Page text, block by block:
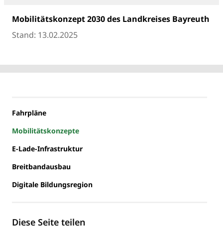
Mobilitätskonzept 2030 des Landkreises Bayreuth
Stand: 13.02.2025
Fahrpläne
Mobilitätskonzepte
E-Lade-Infrastruktur
Breitbandausbau
Digitale Bildungsregion
Diese Seite teilen